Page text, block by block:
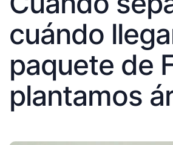
cuándo
paquete de
plantamos